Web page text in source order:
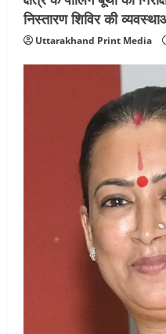
निस्तारण शिविर की
Uttarakhand Print Media